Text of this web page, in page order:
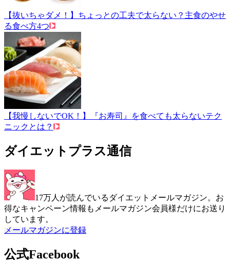
【抜いちゃダメ！】ちょっとの工夫で太らない？主食のやせ
る食べ方4つ
【我慢しないでOK！】『お寿司』を食べても太らないテク
ニックとは？
ダイエットプラス通信
17万人が読んでいるダイエットメールマガジン。お
得なキャンペーン情報もメールマガジン会員様だけにお送り
しています。
メールマガジンに登録
公式Facebook